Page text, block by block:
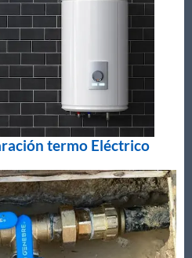
termo Eléctrico